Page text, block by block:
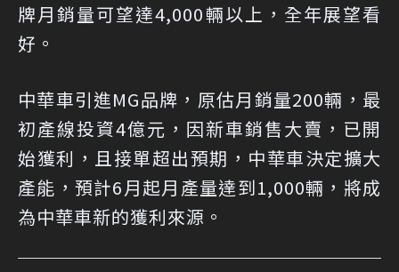
牌月銷量可望達4,000輛以上，全年展望看
好。
中華車引進MG品牌，原估月銷量200輛，最
初產線投資4億元，因新車銷售大賣，已開
始獲利，且接單超出預期，中華車決定擴大
產能，預計6月起月產量達到1,000輛，將成
為中華車新的獲利來源。